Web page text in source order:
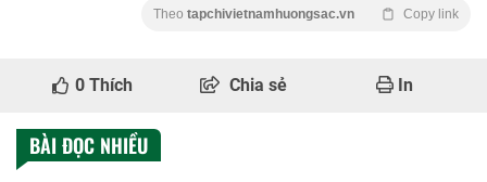
Theo tapchivietnamhuongsac.vn Copy link
0 Thích Chia sẻ In
BÀI ĐỌC NHIỀU